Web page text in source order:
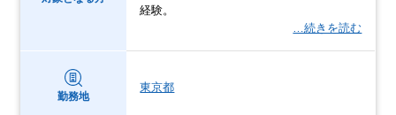
経験。
…続きを読む
勤務地
東京都